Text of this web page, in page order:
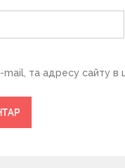
mail, та адресу сайту в